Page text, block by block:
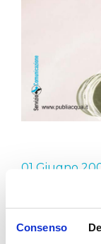
Consenso
01 Giugno